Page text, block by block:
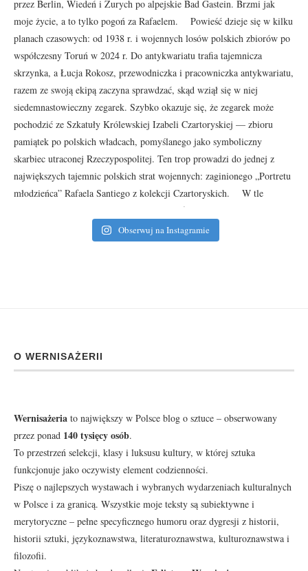
Obserwuj na Instagramie
O WERNISAŻERII
Wernisażeria to największy w Polsce blog o sztuce – obserwowany
przez ponad 140 tysięcy osób.
To przestrzeń selekcji, klasy i luksusu kultury, w której sztuka
funkcjonuje jako oczywisty element codzienności.
Piszę o najlepszych wystawach i wybranych wydarzeniach kulturalnych
w Polsce i za granicą. Wszystkie moje teksty są subiektywne i
merytoryczne – pełne specyficznego humoru oraz dygresji z historii,
historii sztuki, językoznawstwa, literaturoznawstwa, kulturoznawstwa i
filozofii.